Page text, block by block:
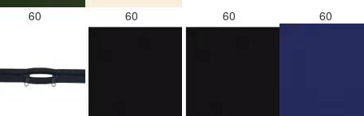
60 60 60 60